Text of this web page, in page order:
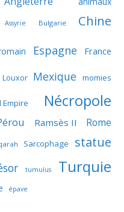
Assyrie Bulgarie Chine
Espagne France
Louxor Mexique momies
Empire Nécropole
Ramsès II Rome
Sarcophage statue
tumulus Turquie
épave